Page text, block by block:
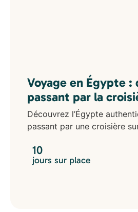
Voyage en Égypte :
passant par la
Découvrez l’Égypte
passant par une croisière
10
jours sur place